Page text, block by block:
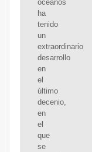
océanos
ha
tenido
un
extraordinario
desarrollo
en
el
último
decenio,
en
el
que
se